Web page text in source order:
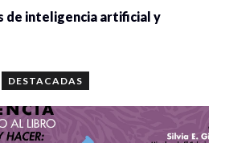
de inteligencia artificial y
DESTACADAS